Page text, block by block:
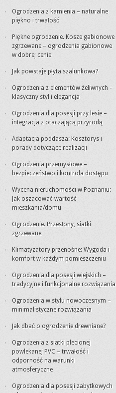
Ogrodzenia z kamienia – naturalne
piękno i trwałość
Piękne ogrodzenie. Kosze gabionowe
zgrzewane – ogrodzenia gabionowe
w dobrej cenie
Jak powstaje płyta szalunkowa?
Ogrodzenia z elementów żeliwnych –
klasyczny styl i elegancja
Ogrodzenia dla posesji przy lesie –
integracja z otaczającą przyrodą
Adaptacja poddasza: Kosztorys i
porady dotyczące realizacji
Ogrodzenia przemysłowe –
bezpieczeństwo i kontrola dostępu
Wycena nieruchomości w Poznaniu:
Jak oszacować wartość
mieszkania/domu
Ogrodzenie. Przesłony, siatki
zgrzewane
Klimatyzatory przenośne: Wygoda i
komfort w każdym pomieszczeniu
Ogrodzenia dla posesji wiejskich –
tradycyjne i funkcjonalne rozwiązania
Ogrodzenia w stylu nowoczesnym –
minimalistyczne rozwiązania
Jak dbać o ogrodzenie drewniane?
Ogrodzenia z siatki plecionej
powlekanej PVC – trwałość i
odporność na warunki
atmosferyczne
Ogrodzenia dla posesji zabytkowych